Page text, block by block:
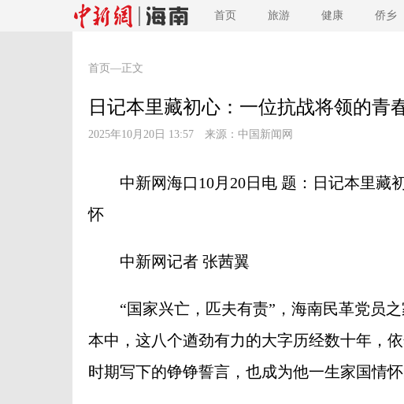
首页 旅游 健康 侨乡
首页 —正文
日记本里藏初心：一位抗战将领的青
2025年10月20日 13:57 来源： 中国新闻网
中新网海口10月20日电 题：日记本里藏
怀
中新网记者 张茜翼
“国家兴亡，匹夫有责”，海南民革党员之
本中，这八个遒劲有力的大字历经数十年，
时期写下的铮铮誓言，也成为他一生家国情怀